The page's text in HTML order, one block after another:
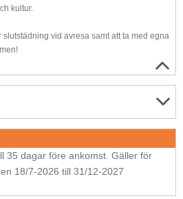
kultur.
vid avresa samt att ta med egna
35 dagar före ankomst. Gäller för
18/7-2026 till 31/12-2027